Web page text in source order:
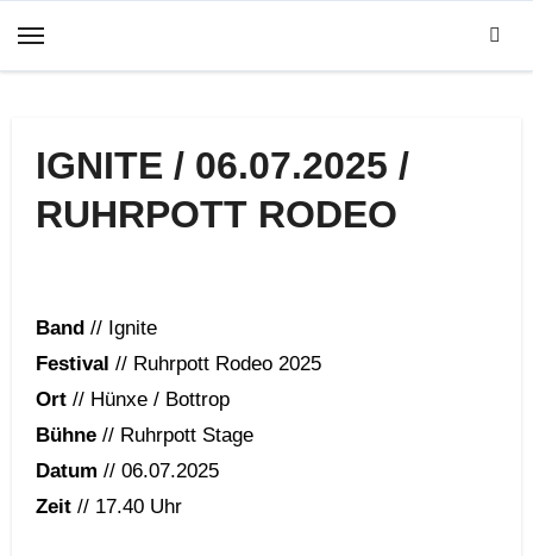
Inhalt
IGNITE / 06.07.2025 /
RUHRPOTT RODEO
Band// Ignite
Festival // Ruhrpott Rodeo 2025
Ort// Hünxe / Bottrop
Bühne// Ruhrpott Stage
Datum // 06.07.2025
Zeit// 17.40 Uhr